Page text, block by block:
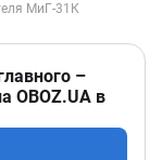
–
OBOZ.UA в